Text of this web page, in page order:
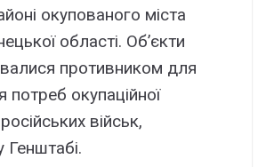
окупованого міста
області. Об’єкти
противником для
потреб окупаційної
військ,
Генштабі.